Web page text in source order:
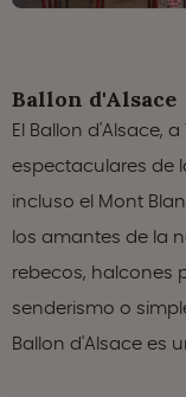
Ballon d'Alsace
El Ballon d'Alsace,
espectaculares de
incluso el Mont
los amantes de la
rebecos, halcones
senderismo o
Ballon d'Alsace es